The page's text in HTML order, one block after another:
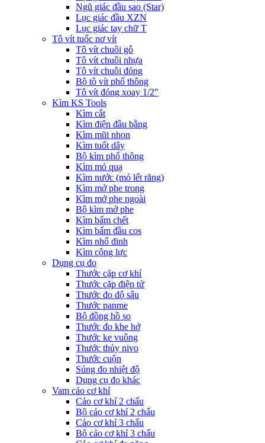
Ngũ giác đầu sao (Star)
Lục giác đầu XZN
Lục giác tay chữ T
Tô vít tuốc nơ vít
Tô vít chuôi gỗ
Tô vít chuôi nhựa
Tô vít chuôi đóng
Bộ tô vít phổ thông
Tô vít đóng xoay 1/2"
Kìm KS Tools
Kìm cắt
Kìm điện đầu bằng
Kìm mũi nhọn
Kìm tuốt dây
Bộ kìm phổ thông
Kìm mỏ quạ
Kìm nước (mỏ lết răng)
Kìm mở phe trong
Kìm mở phe ngoài
Bộ kìm mở phe
Kìm bấm chết
Kìm bấm đầu cos
Kìm nhổ đinh
Kìm cộng lực
Dụng cụ đo
Thước cặp cơ khí
Thước cặp điện tử
Thước đo độ sâu
Thước panme
Bộ đồng hồ so
Thước đo khe hở
Thước ke vuông
Thước thủy nivo
Thước cuộn
Súng đo nhiệt độ
Dụng cụ đo khác
Vam cảo cơ khí
Cảo cơ khí 2 chấu
Bộ cảo cơ khí 2 chấu
Cảo cơ khí 3 chấu
Bộ cảo cơ khí 3 chấu